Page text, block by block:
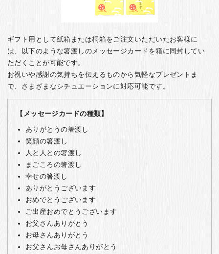
ギフト用として紙箱または桐箱をご注文いただいたお客様に
は、以下のような箸渡しのメッセージカードを箱に同封してい
ただくことが可能です。
お祝いや感謝の気持ちを伝えるものから気軽なプレゼントま
で、さまざまなシチュエーションに対応可能です。
【メッセージカードの種類】
ありがとうの箸渡し
笑顔の箸渡し
人と人との箸渡し
まごころの箸渡し
幸せの箸渡し
ありがとうございます
おめでとうございます
ご出産おめでとうございます
お父さんありがとう
お母さんありがとう
お父さんお母さんありがとう